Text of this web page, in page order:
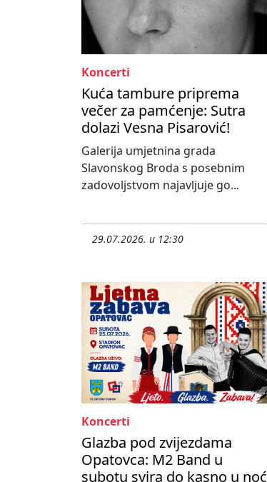
Koncerti
Kuća tambure priprema
večer za pamćenje: Sutra
dolazi Vesna Pisarović!
Galerija umjetnina grada
Slavonskog Broda s posebnim
zadovoljstvom najavljuje go...
29.07.2026. u 12:30
Koncerti
Glazba pod zvijezdama
Opatovca: M2 Band u
subotu svira do kasno u noć